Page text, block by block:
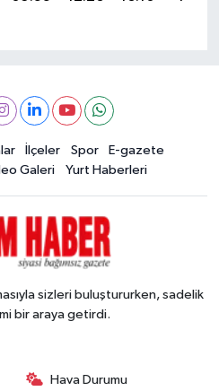
İlçeler Spor
E-gazete
Galeri Yurt Haberleri
sizleri buluştururken, sadelik
bir araya getirdi.
Hava Durumu